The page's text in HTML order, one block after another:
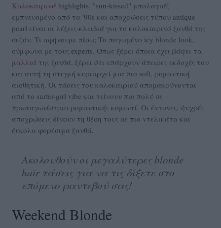
Καλοκαιρινά highlights, "sun-kissed" μπαλαγιάζ
εμπνευσμένο από τα '90s και αποχρώσεις τύπου antique
pearl είναι οι λέξεις-κλειδιά για το καλοκαιρινό ξανθό της
σεζόν. Τι αφήνουμε πίσω; Το παγωμένο icy blonde look,
σύμφωνα με τους experts. Όπως ξέρει όποια έχει βάψει τα
μαλλιά της ξανθά, ξέρει ότι υπάρχουν άπειρες εκδοχές του
και αυτή τη στιγμή κυριαρχεί μια πιο soft, ρομαντική
αισθητική. Οι τάσεις του καλοκαιριού απομακρύνονται
από το surfer-girl vibe και τείνουν πιο πολύ σε
πρωταγωνίστρια ρομαντικής κομεντί. Οι έντονες, ψυχρές
αποχρώσεις δίνουν τη θέση τους σε πιο ντελικάτα και
έυκολα φορέσιμα ξανθά.
Ακολουθούν οι μεγαλύτερες blonde
hair τάσεις για να τις δίξετε στο
επόμενο ραντεβού σας!
Weekend Blonde